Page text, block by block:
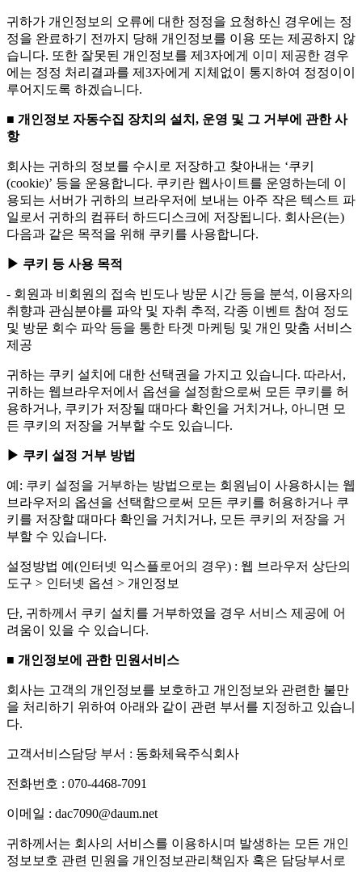
귀하가 개인정보의 오류에 대한 정정을 요청하신 경우에는 정
정을 완료하기 전까지 당해 개인정보를 이용 또는 제공하지 않
습니다. 또한 잘못된 개인정보를 제3자에게 이미 제공한 경우
에는 정정 처리결과를 제3자에게 지체없이 통지하여 정정이이
루어지도록 하겠습니다.
■ 개인정보 자동수집 장치의 설치, 운영 및 그 거부에 관한 사
항
회사는 귀하의 정보를 수시로 저장하고 찾아내는 ‘쿠키
(cookie)’ 등을 운용합니다. 쿠키란 웹사이트를 운영하는데 이
용되는 서버가 귀하의 브라우저에 보내는 아주 작은 텍스트 파
일로서 귀하의 컴퓨터 하드디스크에 저장됩니다. 회사은(는)
다음과 같은 목적을 위해 쿠키를 사용합니다.
▶ 쿠키 등 사용 목적
- 회원과 비회원의 접속 빈도나 방문 시간 등을 분석, 이용자의
취향과 관심분야를 파악 및 자취 추적, 각종 이벤트 참여 정도
및 방문 회수 파악 등을 통한 타겟 마케팅 및 개인 맞춤 서비스
제공
귀하는 쿠키 설치에 대한 선택권을 가지고 있습니다. 따라서,
귀하는 웹브라우저에서 옵션을 설정함으로써 모든 쿠키를 허
용하거나, 쿠키가 저장될 때마다 확인을 거치거나, 아니면 모
든 쿠키의 저장을 거부할 수도 있습니다.
▶ 쿠키 설정 거부 방법
예: 쿠키 설정을 거부하는 방법으로는 회원님이 사용하시는 웹
브라우저의 옵션을 선택함으로써 모든 쿠키를 허용하거나 쿠
키를 저장할 때마다 확인을 거치거나, 모든 쿠키의 저장을 거
부할 수 있습니다.
설정방법 예(인터넷 익스플로어의 경우) : 웹 브라우저 상단의
도구 > 인터넷 옵션 > 개인정보
단, 귀하께서 쿠키 설치를 거부하였을 경우 서비스 제공에 어
려움이 있을 수 있습니다.
■ 개인정보에 관한 민원서비스
회사는 고객의 개인정보를 보호하고 개인정보와 관련한 불만
을 처리하기 위하여 아래와 같이 관련 부서를 지정하고 있습니
다.
고객서비스담당 부서 : 동화체육주식회사
전화번호 : 070-4468-7091
이메일 : dac7090@daum.net
귀하께서는 회사의 서비스를 이용하시며 발생하는 모든 개인
정보보호 관련 민원을 개인정보관리책임자 혹은 담당부서로